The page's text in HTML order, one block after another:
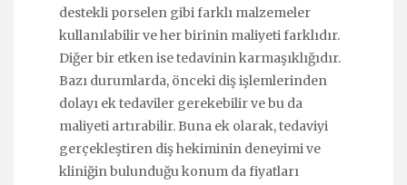
destekli porselen gibi farklı malzemeler
kullanılabilir ve her birinin maliyeti farklıdır.
Diğer bir etken ise tedavinin karmaşıklığıdır.
Bazı durumlarda, önceki diş işlemlerinden
dolayı ek tedaviler gerekebilir ve bu da
maliyeti artırabilir. Buna ek olarak, tedaviyi
gerçekleştiren diş hekiminin deneyimi ve
kliniğin bulunduğu konum da fiyatları